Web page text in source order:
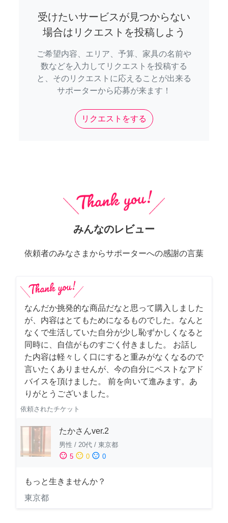
受けたいサービスが見つからない
場合はリクエストを投稿しよう
ご希望内容、エリア、予算、家具の名前や
数などを入力してリクエストを投稿する
と、そのリクエストに応えることが出来る
サポーターから応募が来ます！
リクエストをする
みんなのレビュー
依頼者のみなさまからサポーターへの感謝の言葉
なんだか挑発的な商品だなと思って購入しました
が、内容はとてもためになるものでした。なんと
なくで生活していた自分が少し恥ずかしくなると
同時に、自信がものすごく付きました。 お話し
た内容は軽々しく口にすると重みがなくなるので
言いたくありませんが、今の自分にベストなアド
バイスを頂けました。 前を向いて進みます。あ
りがとうございました。
依頼されたチケット
たかさんver.2
男性 / 20代 / 東京都
sentiment_satisfied 5 sentiment_neutral 0 sentiment_dissatisfied 0
もっと生きませんか？
東京都